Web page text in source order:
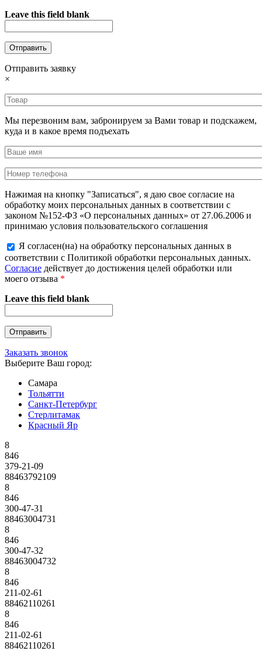
Leave this field blank
Отправить заявку
×
Мы перезвоним вам, забронируем за Вами товар и подскажем,
куда и в какое время подъехать
Нажимая на кнопку "Записаться", я даю свое согласие на
обработку моих персональных данных в соответствии с
законом №152-ФЗ «О персональных данных» от 27.06.2006 и
принимаю условия пользовательского соглашения
Я согласен(на) на обработку персональных данных в
соответствии с Политикой обработки персональных данных.
Согласие действует до достижения целей обработки или
моего отзыва *
Leave this field blank
Заказать звонок
Выберите Ваш город:
Самара
Тольятти
Санкт-Петербург
Стерлитамак
Красный Яр
8
846
379-21-09
88463792109
8
846
300-47-31
88463004731
8
846
300-47-32
88463004732
8
846
211-02-61
88462110261
8
846
211-02-61
88462110261